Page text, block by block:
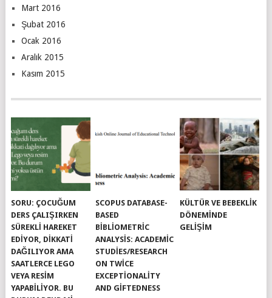
Mart 2016
Şubat 2016
Ocak 2016
Aralık 2015
Kasım 2015
SORU: ÇOCUĞUM
DERS ÇALIŞIRKEN
SÜREKLI HAREKET
EDIYOR, DIKKATI
DAĞILIYOR AMA
SAATLERCE LEGO
VEYA RESIM
YAPABILIYOR. BU
SCOPUS DATABASE-
BASED
BIBLIOMETRIC
ANALYSIS: ACADEMIC
STUDIES/RESEARCH
ON TWICE
EXCEPTIONALITY
AND GIFTEDNESS
KÜLTÜR VE BEBEKLIK
DÖNEMINDE
GELIŞIM